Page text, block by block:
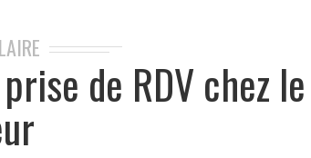
de RDV chez le